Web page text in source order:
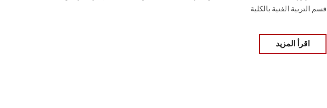
قسم التربية الفنية بالكلية
اقرأ المزيد